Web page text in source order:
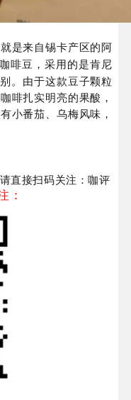
是来自锡卡产区的阿
啡豆，采用的是肯尼
。由于这款豆子颗粒
啡扎实明亮的果酸，
小番茄、乌梅风味，
直接扫码关注：咖评
：